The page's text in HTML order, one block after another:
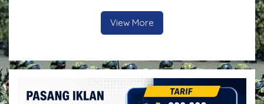
View More